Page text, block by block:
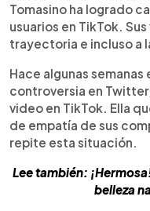
Tomasino ha logrado
usuarios en TikTok.
trayectoria e incluso a
Hace algunas
controversia en
video en TikTok. Ella
de empatía de sus
repite esta situación.
Lee también:
belleza